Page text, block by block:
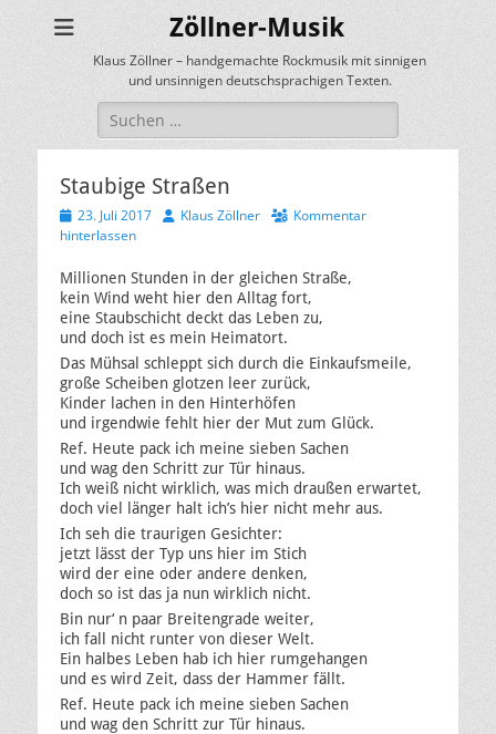
Zöllner-Musik
Klaus Zöllner – handgemachte Rockmusik mit sinnigen
und unsinnigen deutschsprachigen Texten.
Suchen
nach:
Staubige Straßen
Veröffentlicht
am
23. Juli 2017 AutorKlaus Zöllner
Kommentar
hinterlassen
Millionen Stunden in der gleichen Straße,
kein Wind weht hier den Alltag fort,
eine Staubschicht deckt das Leben zu,
und doch ist es mein Heimatort.
Das Mühsal schleppt sich durch die Einkaufsmeile,
große Scheiben glotzen leer zurück,
Kinder lachen in den Hinterhöfen
und irgendwie fehlt hier der Mut zum Glück.
Ref. Heute pack ich meine sieben Sachen
und wag den Schritt zur Tür hinaus.
Ich weiß nicht wirklich, was mich draußen erwartet,
doch viel länger halt ich’s hier nicht mehr aus.
Ich seh die traurigen Gesichter:
jetzt lässt der Typ uns hier im Stich
wird der eine oder andere denken,
doch so ist das ja nun wirklich nicht.
Bin nur‘ n paar Breitengrade weiter,
ich fall nicht runter von dieser Welt.
Ein halbes Leben hab ich hier rumgehangen
und es wird Zeit, dass der Hammer fällt.
Ref. Heute pack ich meine sieben Sachen
und wag den Schritt zur Tür hinaus.